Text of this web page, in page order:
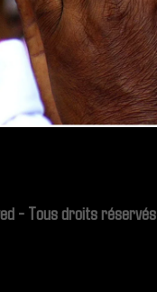
- Tous droits réservés